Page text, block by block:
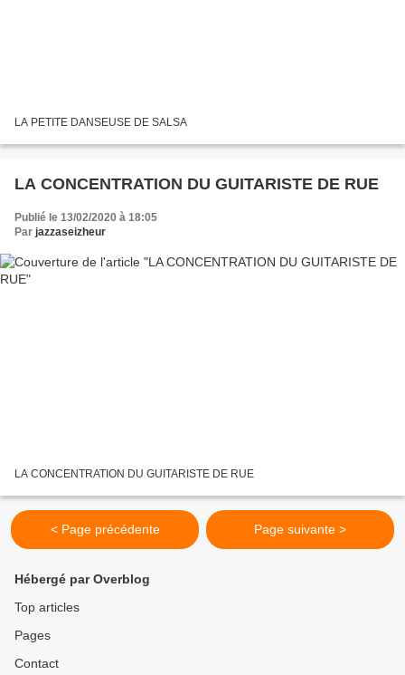
LA PETITE DANSEUSE DE SALSA
LA CONCENTRATION DU GUITARISTE DE RUE
Publié le 13/02/2020 à 18:05
Par jazzaseizheur
LA CONCENTRATION DU GUITARISTE DE RUE
< Page précédente Page suivante >
Hébergé par Overblog
Top articles
Pages
Contact